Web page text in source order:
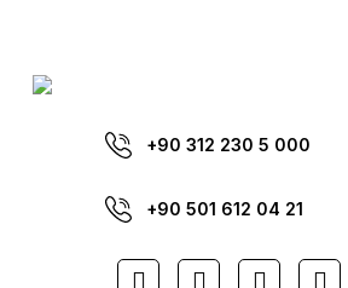
+90 312 230 5 000
+90 501 612 04 21